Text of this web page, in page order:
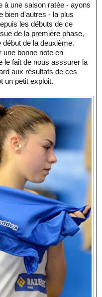
à une saison ratée - ayons
bien d'autres - la plus
les débuts de ce
de la première phase,
de la deuxième.
une bonne note en
le fait de nous asssurer la
aux résultats de ces
un petit exploit.